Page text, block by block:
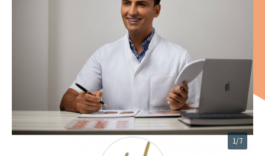
1/7